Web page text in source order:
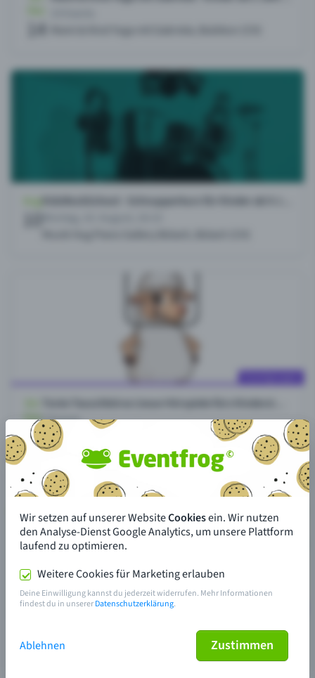
Wir setzen auf unserer WebsiteCookiesein. Wir nutzen
den Analyse-Dienst Google Analytics, um unsere Plattform
laufend zu optimieren.
Weitere Cookies für Marketing erlauben
Deine Einwilligung kannst du jederzeit widerrufen. Mehr Informationen
findest du in unsererDatenschutzerklärung.
Ablehnen Zustimmen